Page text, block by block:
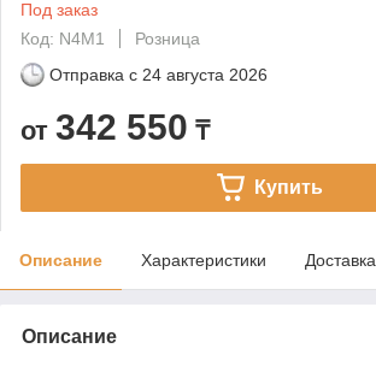
Под заказ
Код: N4M1
Розница
Отправка с 24 августа 2026
от 342 550 ₸
Купить
Описание Характеристики Доставка
Описание